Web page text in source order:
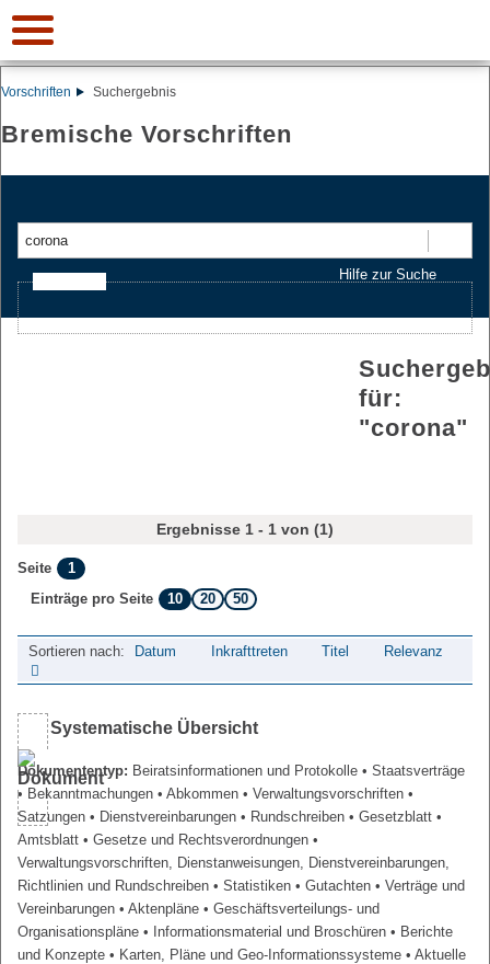
Vorschriften Suchergebnis
Bremische Vorschriften
Hilfe zur Suche
für:
"corona"
Ergebnisse 1 - 1 von (1)
Seite
1
Einträge pro Seite
10 20 50
Sortieren nach: Datum Inkrafttreten Titel Relevanz
Systematische Übersicht
Dokumententyp: Beiratsinformationen und Protokolle • Staatsverträge
• Bekanntmachungen • Abkommen • Verwaltungsvorschriften •
Satzungen • Dienstvereinbarungen • Rundschreiben • Gesetzblatt •
Amtsblatt • Gesetze und Rechtsverordnungen •
Verwaltungsvorschriften, Dienstanweisungen, Dienstvereinbarungen,
Richtlinien und Rundschreiben • Statistiken • Gutachten • Verträge und
Vereinbarungen • Aktenpläne • Geschäftsverteilungs- und
Organisationspläne • Informationsmaterial und Broschüren • Berichte
und Konzepte • Karten, Pläne und Geo-Informationssysteme • Aktuelle